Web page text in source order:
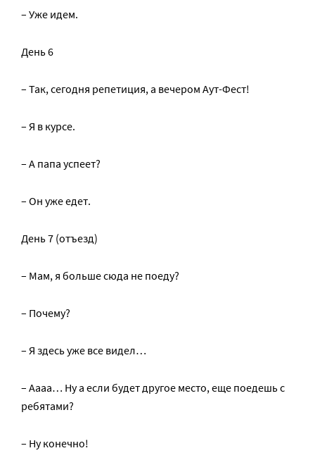
– Уже идем.
День 6
– Так, сегодня репетиция, а вечером Аут-Фест!
– Я в курсе.
– А папа успеет?
– Он уже едет.
День 7 (отъезд)
– Мам, я больше сюда не поеду?
– Почему?
– Я здесь уже все видел…
– Аааа… Ну а если будет другое место, еще поедешь с
ребятами?
– Ну конечно!